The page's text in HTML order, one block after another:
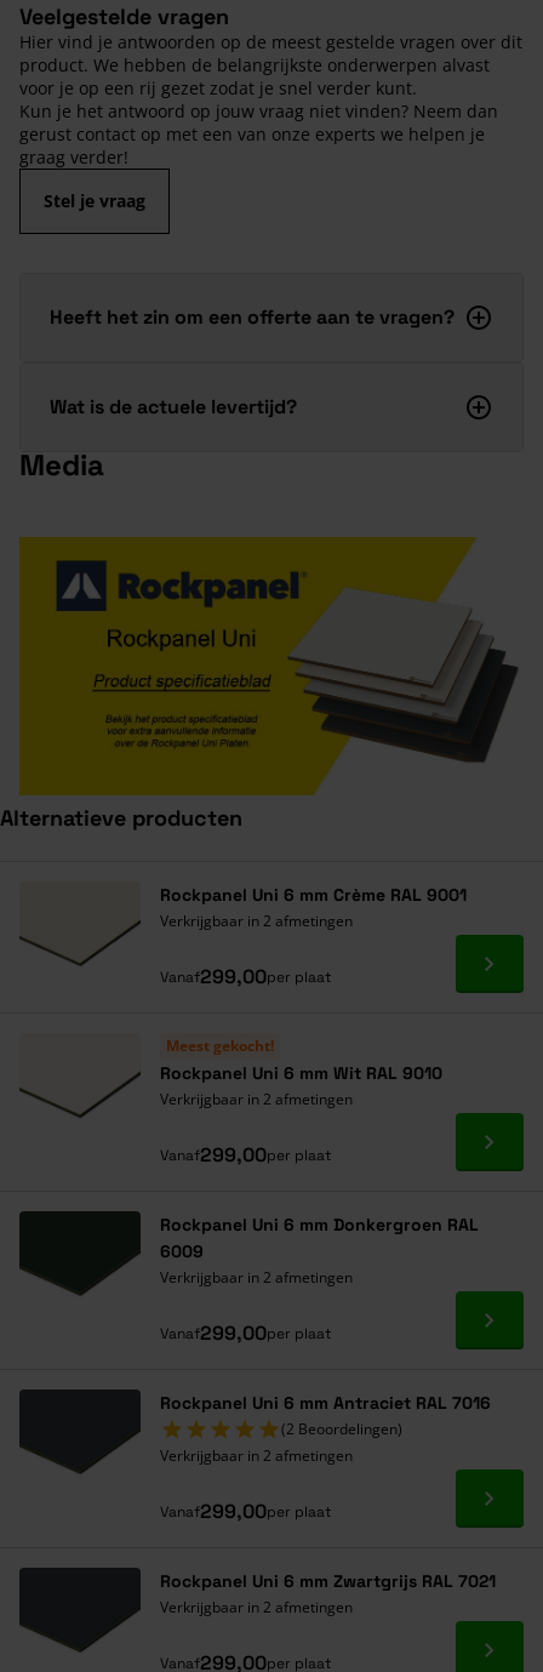
Veelgestelde vragen
Hier vind je antwoorden op de meest gestelde vragen over dit
product. We hebben de belangrijkste onderwerpen alvast
voor je op een rij gezet zodat je snel verder kunt.
Kun je het antwoord op jouw vraag niet vinden? Neem dan
gerust contact op met een van onze experts we helpen je
graag verder!
Stel je vraag
Heeft het zin om een offerte aan te vragen?
Wat is de actuele levertijd?
Media
Alternatieve producten
Rockpanel Uni 6 mm Crème RAL 9001
Verkrijgbaar in 2 afmetingen
Vanaf299,00per plaat Ga
Meest gekocht!
Rockpanel Uni 6 mm Wit RAL 9010
Verkrijgbaar in 2 afmetingen
Vanaf299,00per plaat Ga
Rockpanel Uni 6 mm Donkergroen RAL
6009
Verkrijgbaar in 2 afmetingen
Vanaf299,00per plaat Ga
Rockpanel Uni 6 mm Antraciet RAL 7016
(2 Beoordelingen)
Verkrijgbaar in 2 afmetingen
Vanaf299,00per plaat Ga
Rockpanel Uni 6 mm Zwartgrijs RAL 7021
Verkrijgbaar in 2 afmetingen
Vanaf299,00per plaat Ga